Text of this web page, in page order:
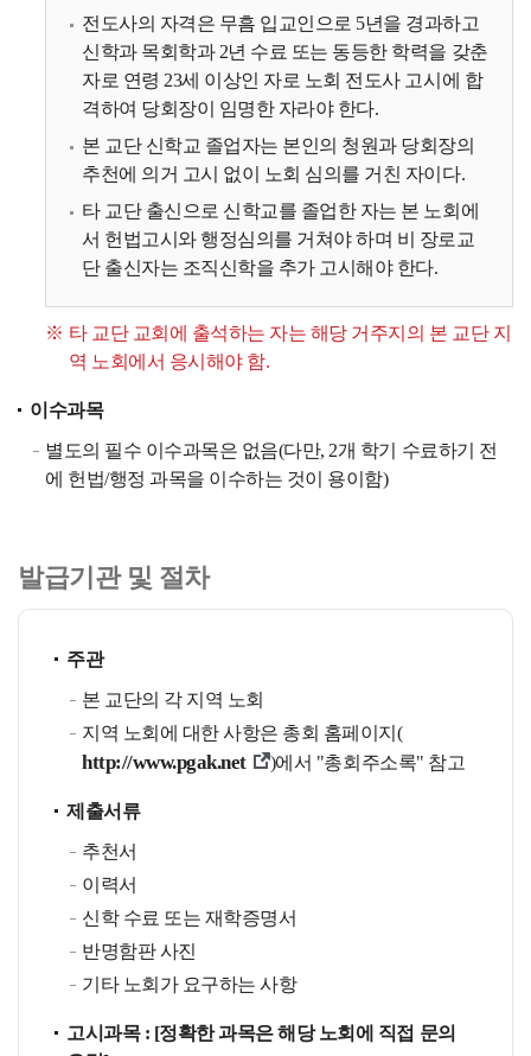
전도사의 자격은 무흠 입교인으로 5년을 경과하고
신학과 목회학과 2년 수료 또는 동등한 학력을 갖춘
자로 연령 23세 이상인 자로 노회 전도사 고시에 합
격하여 당회장이 임명한 자라야 한다.
본 교단 신학교 졸업자는 본인의 청원과 당회장의
추천에 의거 고시 없이 노회 심의를 거친 자이다.
타 교단 출신으로 신학교를 졸업한 자는 본 노회에
서 헌법고시와 행정심의를 거쳐야 하며 비 장로교
단 출신자는 조직신학을 추가 고시해야 한다.
타 교단 교회에 출석하는 자는 해당 거주지의 본 교단 지
역 노회에서 응시해야 함.
이수과목
별도의 필수 이수과목은 없음(다만, 2개 학기 수료하기 전
에 헌법/행정 과목을 이수하는 것이 용이함)
발급기관 및 절차
주관
본 교단의 각 지역 노회
지역 노회에 대한 사항은 총회 홈페이지(
http://www.pgak.net )에서 "총회주소록" 참고
제출서류
추천서
이력서
신학 수료 또는 재학증명서
반명함판 사진
기타 노회가 요구하는 사항
고시과목 : [정확한 과목은 해당 노회에 직접 문의